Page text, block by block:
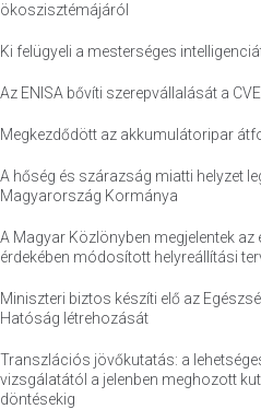
ökoszisztémájáról
Ki felügyeli a mesterséges
Az ENISA bővíti szerepvállalását a
Megkezdődött az akkumulátoripar
A hőség és szárazság miatti helyzet
Magyarország Kormánya
A Magyar Közlönyben megjelentek
érdekében módosított helyreállítási
Miniszteri biztos készíti elő az
Hatóság létrehozását
Transzlációs jövőkutatás: a
vizsgálatától a jelenben meghozott
döntésekig